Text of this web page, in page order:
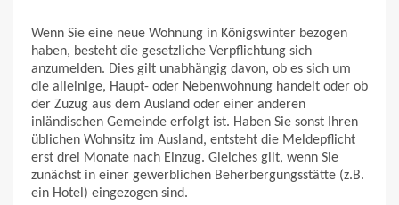
Wenn Sie eine neue Wohnung in Königswinter bezogen
haben, besteht die gesetzliche Verpflichtung sich
anzumelden. Dies gilt unabhängig davon, ob es sich um
die alleinige, Haupt- oder Nebenwohnung handelt oder ob
der Zuzug aus dem Ausland oder einer anderen
inländischen Gemeinde erfolgt ist. Haben Sie sonst Ihren
üblichen Wohnsitz im Ausland, entsteht die Meldepflicht
erst drei Monate nach Einzug. Gleiches gilt, wenn Sie
zunächst in einer gewerblichen Beherbergungsstätte (z.B.
ein Hotel) eingezogen sind.